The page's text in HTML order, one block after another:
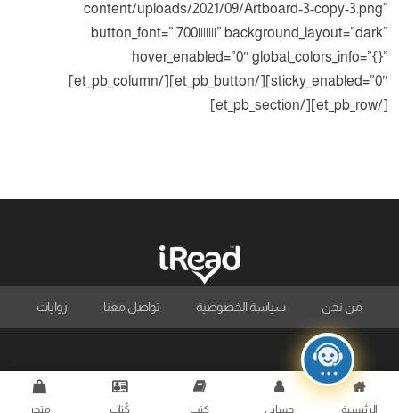
content/uploads/2021/09/Artboard-3-copy-3.png”
button_font=”|700|||||||” background_layout=”dark”
hover_enabled=”0″ global_colors_info=”{}”
sticky_enabled=”0″][/et_pb_button][/et_pb_column]
[/et_pb_row][/et_pb_section]
من نحن سياسة الخصوصية تواصل معنا روايات
الرئيسية حسابي كتب كُتاب متجر